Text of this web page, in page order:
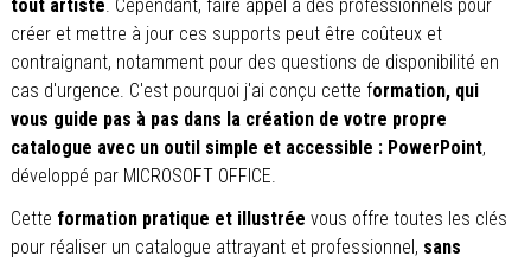
tout artiste. Cependant, faire appel à des professionnels pour
créer et mettre à jour ces supports peut être coûteux et
contraignant, notamment pour des questions de disponibilité en
cas d'urgence. C'est pourquoi j'ai conçu cette formation, qui
vous guide pas à pas dans la création de votre propre
catalogue avec un outil simple et accessible : PowerPoint,
développé par MICROSOFT OFFICE.
Cette formation pratique et illustrée vous offre toutes les clés
pour réaliser un catalogue attrayant et professionnel, sans